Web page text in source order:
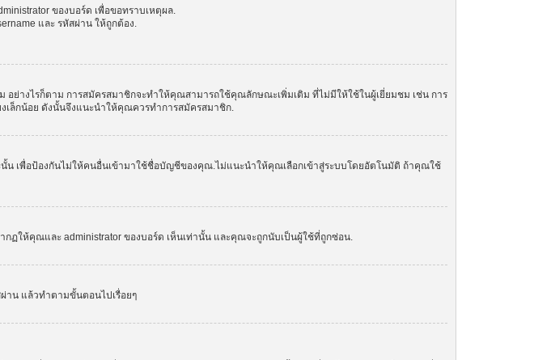
ของบอร์ด เพื่อขอทราบเหตุผล.
และ รหัสผ่าน ให้ถูกต้อง.
ย่างไรก็ตาม การสมัครสมาชิกจะทำให้คุณสามารถใช้คุณลักษณะเพิ่มเติม ที่ไม่มีให้ใช้ในผู้เยี่ยมชม เช่น การ
เล็กน้อย ดังนั้นจึงแนะนำให้คุณควรทำการสมัครสมาชิก.
เพื่อป้องกันไม่ให้คนอื่นเข้ามาใช้ชื่อบัญชีของคุณ.ไม่แนะนำให้คุณเลือกเข้าสู่ระบบโดยอัตโนมัติ ถ้าคุณใช้
ให้คุณและ administrator ของบอร์ด เห็นเท่านั้น และคุณจะถูกนับเป็นผู้ใช้ที่ถูกซ่อน.
าน แล้วทำตามขั้นตอนไปเรื่อยๆ